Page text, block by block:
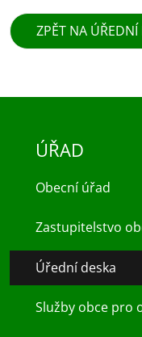
ZPĚT NA ÚŘEDNÍ
ÚŘAD
Obecní úřad
Zastupitelstvo
Úřední deska
Služby obce pro